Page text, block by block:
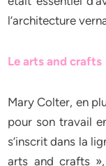
l’architecture
Le arts and crafts
Mary Colter, en
pour son travail
s’inscrit dans la
arts and crafts